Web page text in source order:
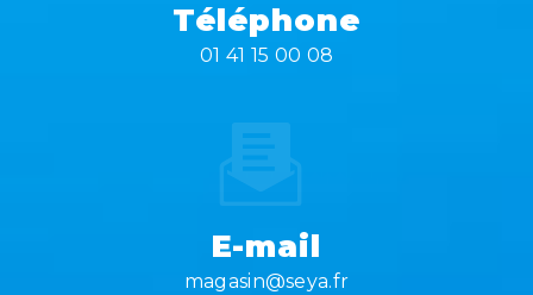
Téléphone
01 41 15 00 08
E-mail
magasin@seya.fr